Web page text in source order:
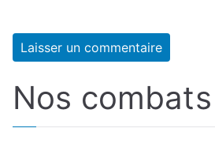
Nos combats